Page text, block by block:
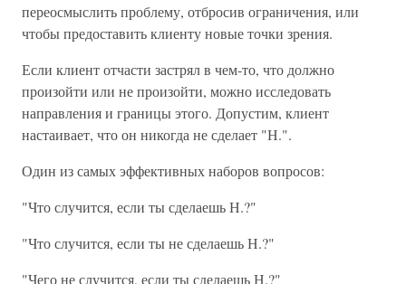
переосмыслить проблему, отбросив ограничения, или
чтобы предоставить клиенту новые точки зрения.
Если клиент отчасти застрял в чем-то, что должно
произойти или не произойти, можно исследовать
направления и границы этого. Допустим, клиент
настаивает, что он никогда не сделает "Н.".
Один из самых эффективных наборов вопросов:
"Что случится, если ты сделаешь Н.?"
"Что случится, если ты не сделаешь Н.?"
"Чего не случится, если ты сделаешь Н.?"